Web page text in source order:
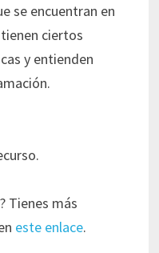
se encuentran en
ciertos
y entienden
Tienes más
este enlace.